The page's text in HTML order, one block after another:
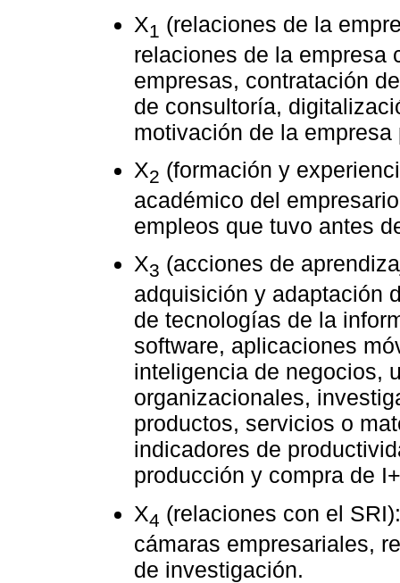
X1 (relaciones de la
relaciones de la empresa
empresas, contratación
de consultoría,
motivación de la empresa
X2 (formación y
académico del
empleos que tuvo antes
X3 (acciones de
adquisición y adaptación
de tecnologías de la
software, aplicaciones
inteligencia de negocios,
organizacionales,
productos, servicios o
indicadores de
producción y compra de
X4 (relaciones con el
cámaras empresariales,
de investigación.